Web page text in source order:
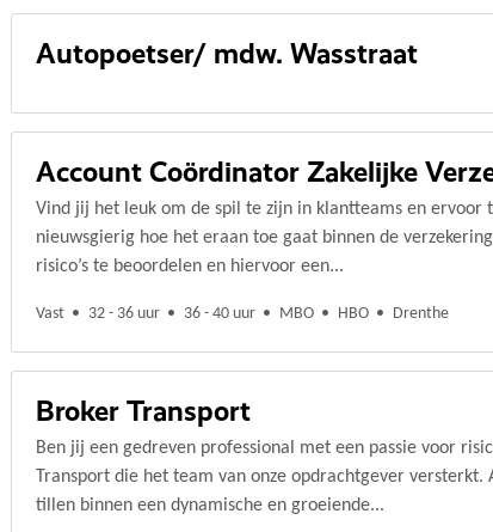
Autopoetser/ mdw. Wasstraat
Account Coördinator Zakelijke
Vind jij het leuk om de spil te zijn in klantteams en
nieuwsgierig hoe het eraan toe gaat binnen de
risico’s te beoordelen en hiervoor een...
Vast 32 - 36 uur 36 - 40 uur MBO HBO Drenthe
Broker Transport
Ben jij een gedreven professional met een passie voor
Transport die het team van onze opdrachtgever
tillen binnen een dynamische en groeiende...